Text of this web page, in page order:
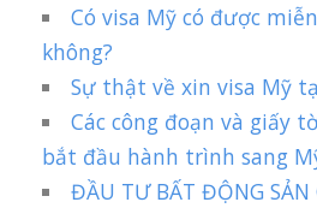
Có visa Mỹ có được
không?
Sự thật về xin visa Mỹ
Các công đoạn và giấy
bắt đầu hành trình sang
ĐẦU TƯ BẤT ĐỘNG SẢN